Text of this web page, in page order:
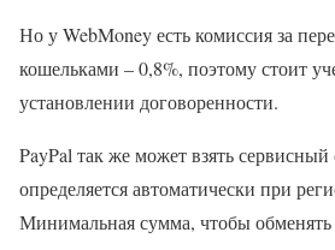
Но у WebMoney есть комиссия за
кошельками – 0,8%, поэтому стоит
установлении договоренности.
PayPal так же может взять
определяется автоматически при
Минимальная сумма, чтобы обменять